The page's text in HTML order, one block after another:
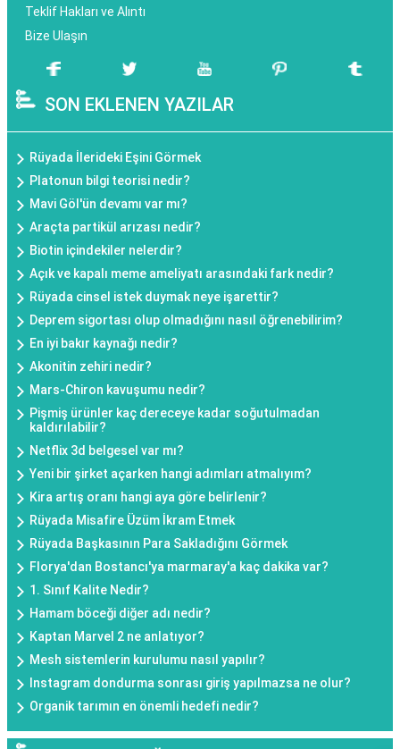
Teklif Hakları ve Alıntı
Bize Ulaşın
SON EKLENEN YAZILAR
Rüyada İlerideki Eşini Görmek
Platonun bilgi teorisi nedir?
Mavi Göl'ün devamı var mı?
Araçta partikül arızası nedir?
Biotin içindekiler nelerdir?
Açık ve kapalı meme ameliyatı arasındaki fark nedir?
Rüyada cinsel istek duymak neye işarettir?
Deprem sigortası olup olmadığını nasıl öğrenebilirim?
En iyi bakır kaynağı nedir?
Akonitin zehiri nedir?
Mars-Chiron kavuşumu nedir?
Pişmiş ürünler kaç dereceye kadar soğutulmadan
kaldırılabilir?
Netflix 3d belgesel var mı?
Yeni bir şirket açarken hangi adımları atmalıyım?
Kira artış oranı hangi aya göre belirlenir?
Rüyada Misafire Üzüm İkram Etmek
Rüyada Başkasının Para Sakladığını Görmek
Florya'dan Bostancı'ya marmaray'a kaç dakika var?
1. Sınıf Kalite Nedir?
Hamam böceği diğer adı nedir?
Kaptan Marvel 2 ne anlatıyor?
Mesh sistemlerin kurulumu nasıl yapılır?
Instagram dondurma sonrası giriş yapılmazsa ne olur?
Organik tarımın en önemli hedefi nedir?